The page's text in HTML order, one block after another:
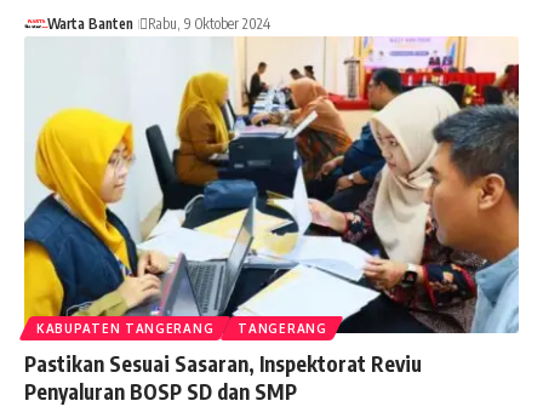
Warta Banten Rabu, 9 Oktober 2024
KABUPATEN TANGERANG TANGERANG
Pastikan Sesuai Sasaran, Inspektorat Reviu
Penyaluran BOSP SD dan SMP